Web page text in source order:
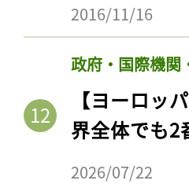
2016/11/16
政府・国際機関
【ヨーロッ
界全体でも2
2026/07/22
記事